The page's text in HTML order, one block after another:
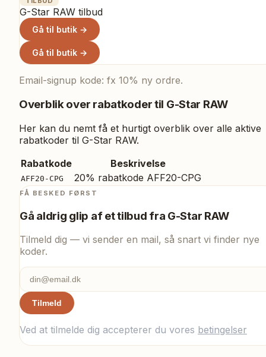
G-Star RAW tilbud
Gå til butik →
Gå til butik →
Email-signup kode: fx 10% ny ordre.
Overblik over rabatkoder til G-Star RAW
Her kan du nemt få et hurtigt overblik over alle aktive
rabatkoder til G-Star RAW.
Rabatkode
Beskrivelse
AFF20-CPG 20% rabatkode AFF20-CPG
FÅ BESKED FØRST
Gå aldrig glip af et tilbud fra G-Star RAW
Tilmeld dig — vi sender en mail, så snart vi finder nye
koder.
Tilmeld
Ved at tilmelde dig accepterer du vores betingelser